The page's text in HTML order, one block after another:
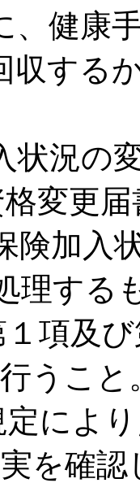
、健康
収する
状況の
変更届
険加入
理する
項及び
うこと
により
を確